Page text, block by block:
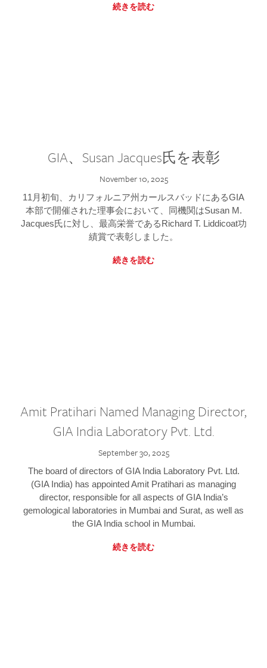
続きを読む
GIA、Susan Jacques氏を表彰
November 10, 2025
11月初旬、カリフォルニア州カールスバッドにあるGIA
本部で開催された理事会において、同機関はSusan M.
Jacques氏に対し、最高栄誉であるRichard T. Liddicoat功
績賞で表彰しました。
続きを読む
Amit Pratihari Named Managing Director,
GIA India Laboratory Pvt. Ltd.
September 30, 2025
The board of directors of GIA India Laboratory Pvt. Ltd.
(GIA India) has appointed Amit Pratihari as managing
director, responsible for all aspects of GIA India’s
gemological laboratories in Mumbai and Surat, as well as
the GIA India school in Mumbai.
続きを読む